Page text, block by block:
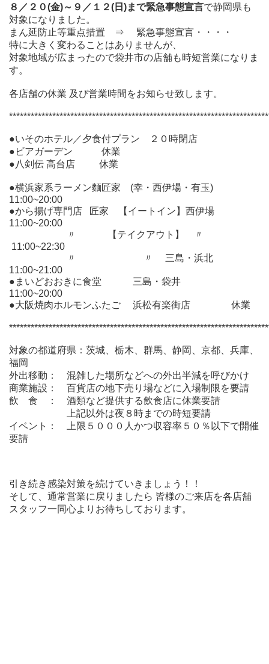
８／２０(金)～９／１２(日)まで緊急事態宣言で静岡県も
対象になりました。
まん延防止等重点措置 ⇒ 緊急事態宣言・・・・
特に大きく変わることはありませんが、
対象地域が広まったので袋井市の店舗も時短営業になりま
す。
各店舗の休業 及び営業時間をお知らせ致します。
●いそのホテル／夕食付プラン ２０時閉店
●ビアガーデン 休業
●八剣伝 高台店 休業
●横浜家系ラーメン麵匠家 (幸・西伊場・有玉)
11:00~20:00
●から揚げ専門店 匠家 【イートイン】西伊場
11:00~20:00
〃 【テイクアウト】 〃
11:00~22:30
〃 〃 三島・浜北
11:00~21:00
●まいどおおきに食堂 三島・袋井
11:00~20:00
●大阪焼肉ホルモンふたご 浜松有楽街店 休業
対象の都道府県 ：茨城、栃木、群馬、静岡、京都、兵庫、
福岡
外出移動 ： 混雑した場所などへの外出半減を呼びかけ
商業施設 ： 百貨店の地下売り場などに入場制限を要請
飲 食
： 酒類など提供する飲食店に休業要請
上記以外は夜８時までの時短要請
イベント
： 上限５０００人かつ収容率５０％以下で開催
要請
引き続き感染対策を続けていきましょう！！
そして、通常営業に戻りましたら 皆様のご来店を各店舗
スタッフ一同心よりお待ちしております。